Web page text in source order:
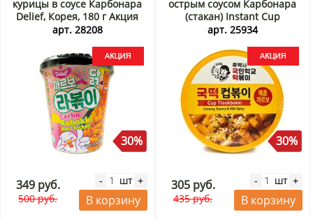
курицы в соусе Карбонара
Delief, Корея, 180 г Акция
арт. 28208
30%
349 руб.
500 руб.
- шт +
В корзину
острым соусом Карбонара
(стакан) Instant Cup
Tteokbokki Spicy Carbonara
арт. 25934
30%
305 руб.
435 руб.
- шт +
В корзину